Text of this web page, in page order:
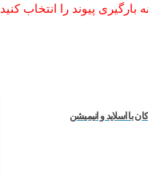
پیوند را انتخاب کنید
با اسلاید و انیمیشن